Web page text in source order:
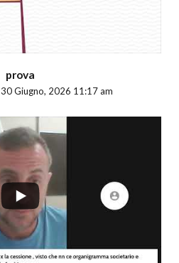
prova
30 Giugno, 2026 11:17 am